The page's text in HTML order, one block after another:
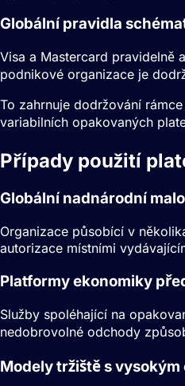
Globální pravidla
Visa a Mastercard pravidelně
podnikové organizace je
To zahrnuje dodržování
variabilních opakovaných
Případy použití
Globální nadnárodní
Organizace působící v
autorizace místními
Platformy ekonomiky
Služby spoléhající na
nedobrovolné odchody
Modely tržiště s vysokým